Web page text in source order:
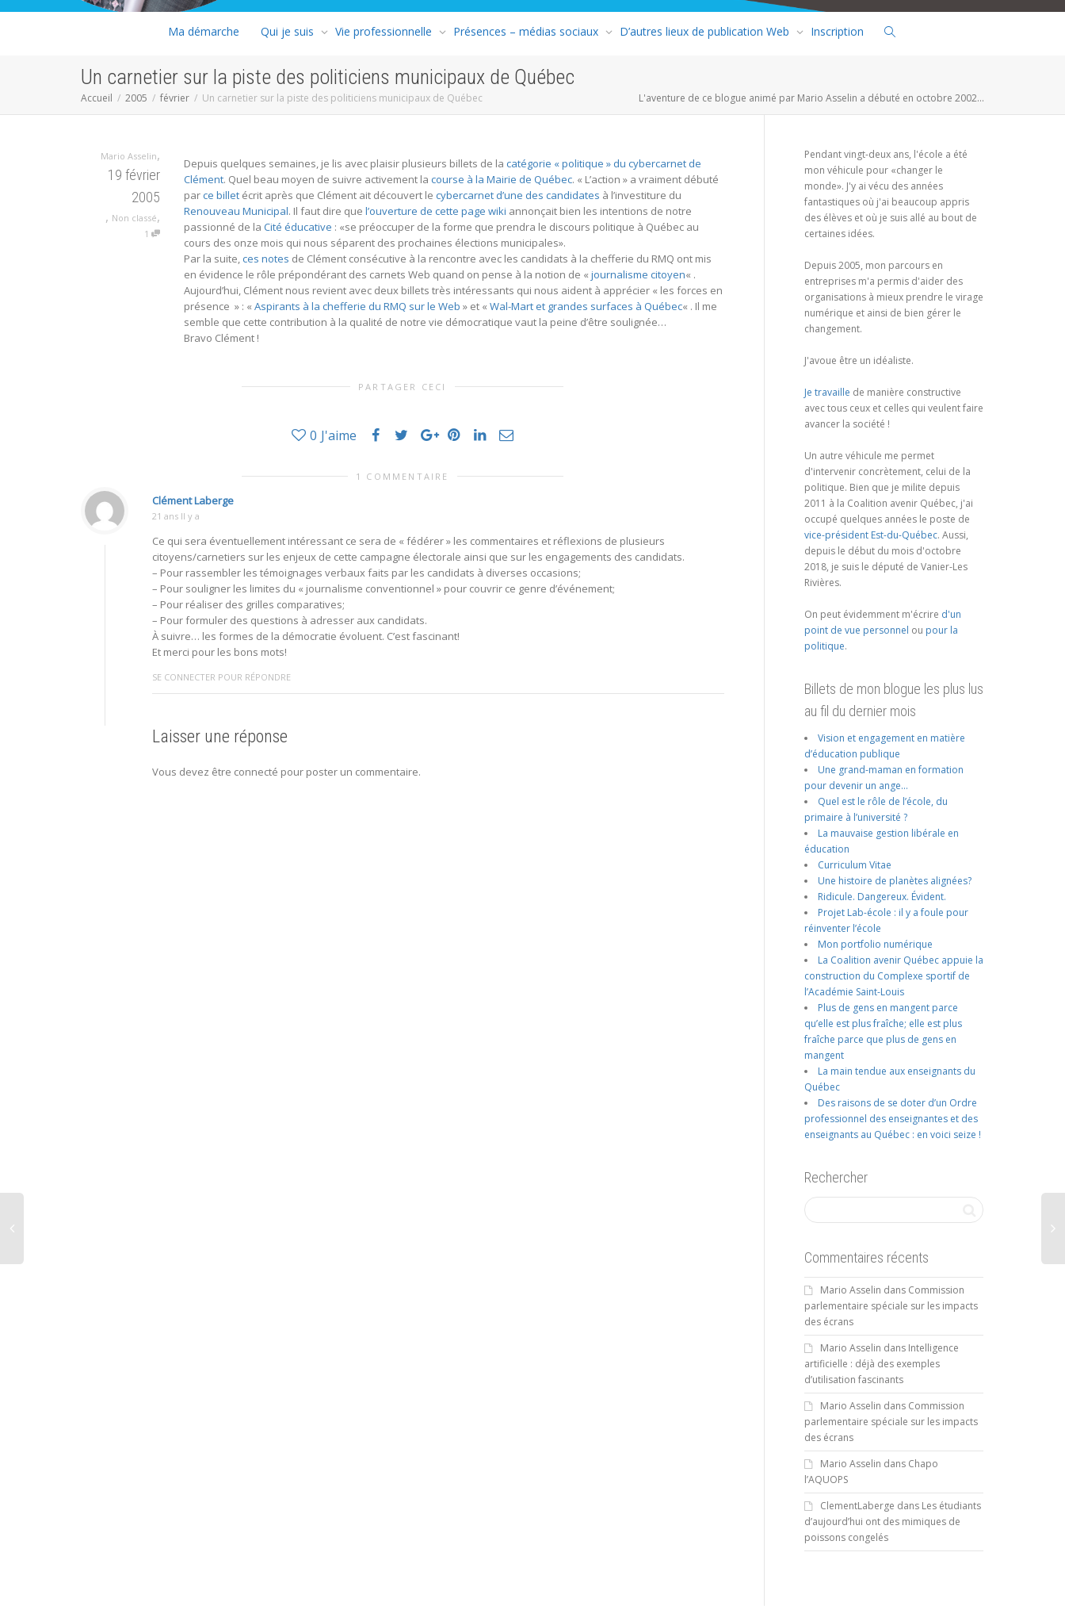
Ma démarche Qui je suis Vie professionnelle Présences – médias sociaux D’autres lieux de publication Web Inscription
Un carnetier sur la piste des politiciens municipaux de Québec
Accueil 2005 février Un carnetier sur la piste des politiciens municipaux de Québec L'aventure de ce blogue animé par Mario Asselin a débuté en octobre 2002...
Mario Asselin,
19 février
2005
, Non classé,
1
Depuis quelques semaines, je lis avec plaisir plusieurs billets de la catégorie « politique » du cybercarnet de
Clément. Quel beau moyen de suivre activement la course à la Mairie de Québec. « L’action » a vraiment débuté
parce billet écrit après que Clément ait découvert le cybercarnet d’une des candidates à l’investiture du
Renouveau Municipal. Il faut dire que l’ouverture de cette page wiki annonçait bien les intentions de notre
passionné de la Cité éducative : «se préoccuper de la forme que prendra le discours politique à Québec au
cours des onze mois qui nous séparent des prochaines élections municipales».
Par la suite,ces notes de Clément consécutive à la rencontre avec les candidats à la chefferie du RMQ ont mis
en évidence le rôle prépondérant des carnets Web quand on pense à la notion de « journalisme citoyen« .
Aujourd’hui, Clément nous revient avec deux billets très intéressants qui nous aident à apprécier « les forces en
présence » : « Aspirants à la chefferie du RMQ sur le Web » et « Wal-Mart et grandes surfaces à Québec« . Il me
semble que cette contribution à la qualité de notre vie démocratique vaut la peine d’être soulignée…
Bravo Clément !
PARTAGER CECI
0 J'aime
1 COMMENTAIRE
Clément Laberge
21 ans Il y a
Ce qui sera éventuellement intéressant ce sera de « fédérer » les commentaires et réflexions de plusieurs
citoyens/carnetiers sur les enjeux de cette campagne électorale ainsi que sur les engagements des candidats.
– Pour rassembler les témoignages verbaux faits par les candidats à diverses occasions;
– Pour souligner les limites du « journalisme conventionnel » pour couvrir ce genre d’événement;
– Pour réaliser des grilles comparatives;
– Pour formuler des questions à adresser aux candidats.
À suivre… les formes de la démocratie évoluent. C’est fascinant!
Et merci pour les bons mots!
SE CONNECTER POUR RÉPONDRE
Laisser une réponse
Vous devez être connecté pour poster un commentaire.
Pendant vingt-deux ans, l'école a été
mon véhicule pour «changer le
monde». J'y ai vécu des années
fantastiques où j'ai beaucoup appris
des élèves et où je suis allé au bout de
certaines idées.
Depuis 2005, mon parcours en
entreprises m'a permis d'aider des
organisations à mieux prendre le virage
numérique et ainsi de bien gérer le
changement.
J'avoue être un idéaliste.
Je travaille de manière constructive
avec tous ceux et celles qui veulent faire
avancer la société !
Un autre véhicule me permet
d'intervenir concrètement, celui de la
politique. Bien que je milite depuis
2011 à la Coalition avenir Québec, j'ai
occupé quelques années le poste de
vice-président Est-du-Québec. Aussi,
depuis le début du mois d'octobre
2018, je suis le député de Vanier-Les
Rivières.
On peut évidemment m'écrire d'un
point de vue personnel ou pour la
politique.
Billets de mon blogue les plus lus
au fil du dernier mois
Vision et engagement en matière
d’éducation publique
Une grand-maman en formation
pour devenir un ange…
Quel est le rôle de l’école, du
primaire à l’université ?
La mauvaise gestion libérale en
éducation
Curriculum Vitae
Une histoire de planètes alignées?
Ridicule. Dangereux. Évident.
Projet Lab-école : il y a foule pour
réinventer l’école
Mon portfolio numérique
La Coalition avenir Québec appuie la
construction du Complexe sportif de
l’Académie Saint-Louis
Plus de gens en mangent parce
qu’elle est plus fraîche; elle est plus
fraîche parce que plus de gens en
mangent
La main tendue aux enseignants du
Québec
Des raisons de se doter d’un Ordre
professionnel des enseignantes et des
enseignants au Québec : en voici seize !
Rechercher
Commentaires récents
Mario Asselin dans Commission
parlementaire spéciale sur les impacts
des écrans
Mario Asselin dans Intelligence
artificielle : déjà des exemples
d’utilisation fascinants
Mario Asselin dans Commission
parlementaire spéciale sur les impacts
des écrans
Mario Asselin dans Chapo
l’AQUOPS
ClementLaberge dans Les étudiants
d’aujourd’hui ont des mimiques de
poissons congelés